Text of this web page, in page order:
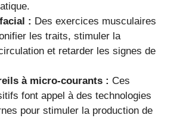
: Des exercices musculaires
les traits, stimuler la
et retarder les signes de
à micro-courants : Ces
font appel à des technologies
pour stimuler la production de